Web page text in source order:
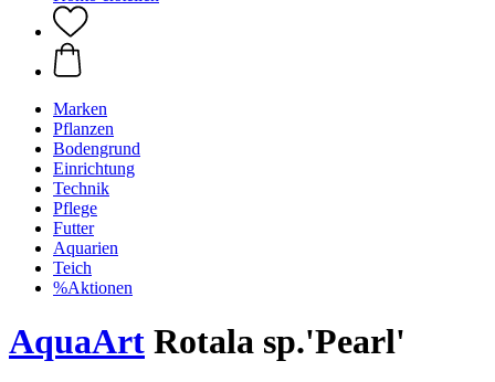
Marken
Pflanzen
Bodengrund
Einrichtung
Technik
Pflege
Futter
Aquarien
Teich
%Aktionen
AquaArt Rotala sp.'Pearl'